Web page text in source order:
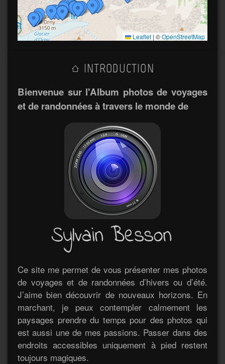
Leaflet | ©OpenStreetMap
INTRODUCTION
Bienvenue sur l'Album photos de voyages
et de randonnées à travers le monde de
Ce site me permet de vous présenter mes photos
de voyages et de randonnées d’hivers ou d’été.
J’aime bien découvrir de nouveaux horizons. En
marchant, je peux contempler calmement les
paysages prendre du temps pour des photos qui
est aussi une de mes passions. Passer dans des
endroits accessibles uniquement à pied restent
toujours magiques.